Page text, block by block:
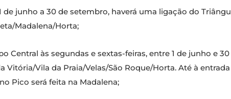
junho a 30 de setembro, haverá uma ligação do
Madalena/Horta;
Central às segundas e sextas-feiras, entre 1 de junho e
Vila da Praia/Velas/São Roque/Horta. Até à
Pico será feita na Madalena;